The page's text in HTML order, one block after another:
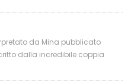
da Mina pubblicato
dalla incredibile coppia